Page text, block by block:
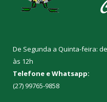
De Segunda a Quinta-feira:
às 12h
Telefone e Whatsapp:
(27) 99765-9858